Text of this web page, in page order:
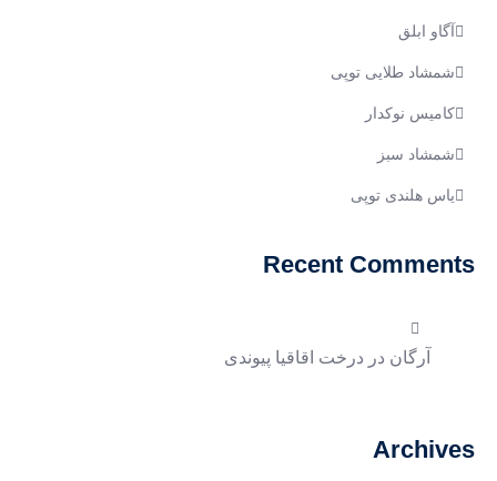
آگاو ابلق
شمشاد طلایی توپی
کامیس نوکدار
شمشاد سبز
یاس هلندی توپی
Recent Comments
آرگان در درخت اقاقیا پیوندی
Archives